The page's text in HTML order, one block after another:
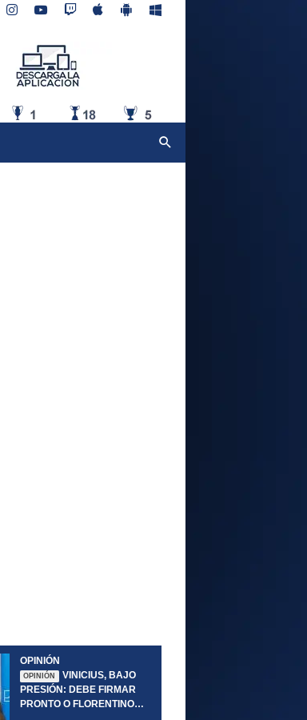
OPINIÓN
OPINIÓN
VINICIUS, BAJO
PRESIÓN: DEBE FIRMAR
PRONTO O FLORENTINO